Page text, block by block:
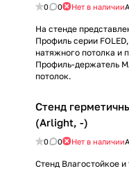
0 0 Нет в наличии
На стенде
Профиль серии
натяжного потолка и
Профиль-держатель
потолок.
Стенд
(Arlight, -)
0 0 Нет в наличии
Стенд Влагостойкое